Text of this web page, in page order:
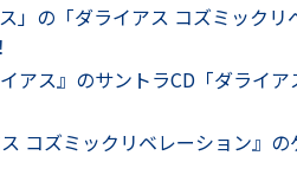
」の「ダライアス コズミック
アス』のサントラCD「ダライ
コズミックリベレーション』